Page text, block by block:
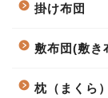
掛け布団
敷布団(敷き
枕（まくら）